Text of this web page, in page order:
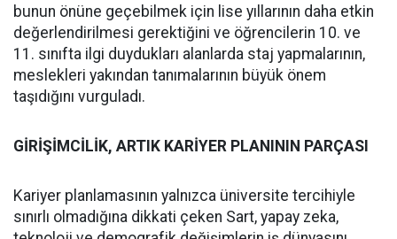
bunun önüne geçebilmek için lise yıllarının daha etkin
değerlendirilmesi gerektiğini ve öğrencilerin 10. ve
11. sınıfta ilgi duydukları alanlarda staj yapmalarının,
meslekleri yakından tanımalarının büyük önem
taşıdığını vurguladı.
GİRİŞİMCİLİK, ARTIK KARİYER PLANININ PARÇASI
Kariyer planlamasının yalnızca üniversite tercihiyle
sınırlı olmadığına dikkati çeken Sart, yapay zeka,